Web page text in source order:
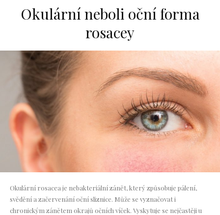
Okulární neboli oční forma
rosacey
Okulární rosacea je nebakteriální zánět, který způsobuje pálení,
svědění a začervenání oční sliznice. Může se vyznačovat i
chronickým zánětem okrajů očních víček. Vyskytuje se nejčastěji u